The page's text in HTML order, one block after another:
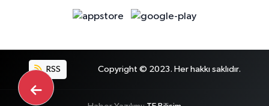
RSS Copyright © 2023. Her hakkı saklıdır.